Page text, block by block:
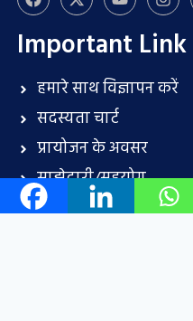
Important Link
हमारे साथ विज्ञापन करें
सदस्यता चार्ट
प्रायोजन के अवसर
साझेदारी/सहयोग
प्रेस विज्ञप्ति प्रस्तुति